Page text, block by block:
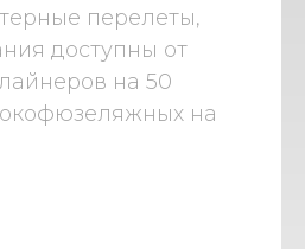
перелеты,
доступны от
на 50
на